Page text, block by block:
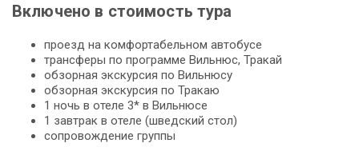
Включено в стоимость тура
проезд на комфортабельном автобусе
трансферы по программе Вильнюс, Тракай
обзорная экскурсия по Вильнюсу
обзорная экскурсия по Тракаю
1 ночь в отеле 3* в Вильнюсе
1 завтрак в отеле (шведский стол)
сопровождение группы